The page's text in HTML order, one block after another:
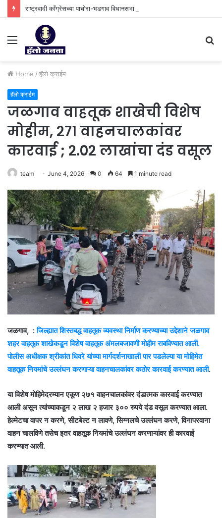
Menu
Home / ⁠हॅलो क्राईम
⁠हॅलो क्राईम
जळगाव वाहतूक शाखेची विशेष
मोहीम, २७१ वाहनचालकांवर
कारवाई‌ ; २.०२ लाखांचा दंड वसूल
team June 4, 2026 0 64 1 minute read
जळगाव, :जिल्ह्यात शिस्तबद्ध वाहतूक व्यवस्था निर्माण करण्याच्या उद्देशाने जळगाव
शहर वाहतूक शाखेकडून विशेष वाहतूक अंमलबजावणी मोहीम राबविण्यात आली.
पोलीस अधीक्षक श्रीकांत धिवरे यांच्या मार्गदर्शनाखाली पार पडलेल्या या मोहिमेत
वाहतूक नियमांचे उल्लंघन करणाऱ्या वाहनचालकांवर कठोर कारवाई करण्यात आली.
या विशेष मोहिमेदरम्यान एकूण २७१ वाहनचालकांवर दंडात्मक कारवाई करण्यात
आली असून त्यांच्याकडून २ लाख २ हजार ३०० रुपये दंड वसूल करण्यात आला.
हेल्मेटचा वापर न करणे, सीटबेल्ट न लावणे, सिग्नलचे उल्लंघन करणे, विनापरवाना
वाहन चालविणे तसेच इतर वाहतूक नियमांचे उल्लंघन करणाऱ्यांवर ही कारवाई
करण्यात आली.